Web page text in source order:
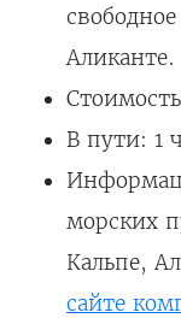
Аликанте.
В пути: 1
морских
Кальпе,
сайте